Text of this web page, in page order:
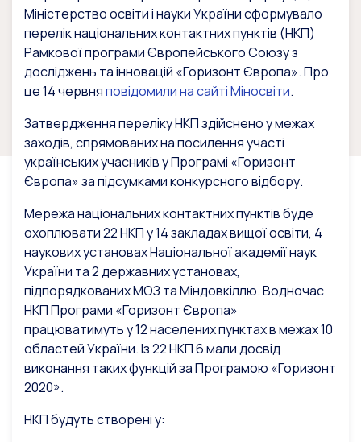
Міністерство освіти і науки України сформувало
перелік національних контактних пунктів (НКП)
Рамкової програми Європейського Союзу з
досліджень та інновацій «Горизонт Європа». Про
це 14 червняповідомили на сайті Міносвіти.
Затвердження переліку НКП здійснено у межах
заходів, спрямованих на посилення участі
українських учасників у Програмі «Горизонт
Європа» за підсумками конкурсного відбору.
Мережа національних контактних пунктів буде
охоплювати 22 НКП у 14 закладах вищої освіти, 4
наукових установах Національної академії наук
України та 2 державних установах,
підпорядкованих МОЗ та Міндовкіллю. Водночас
НКП Програми «Горизонт Європа»
працюватимуть у 12 населених пунктах в межах 10
областей України. Із 22 НКП 6 мали досвід
виконання таких функцій за Програмою «Горизонт
2020».
НКП будуть створені у: